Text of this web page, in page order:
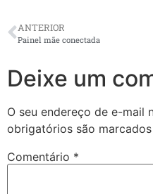
ANTERIOR
Painel mãe conectada
Deixe um
O seu endereço de e-mail
obrigatórios são
Comentário *